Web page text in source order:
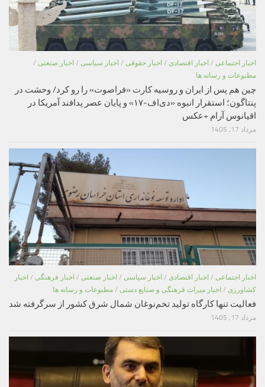
اخبار اجتماعی / اخبار اقتصادی / اخبار حقوقی / اخبار سیاسی / اخبار صنعتی /
مطبوعات و رسانه ها
چین هم پس از ایران و روسیه کارت «فراصوت» را رو کرد/ وحشت در
پنتاگون؛ استقرار انبوه «دی‌اف‑۱۷» و پایان عصر پدافند آمریکا در
اقیانوس آرام +عکس
مرداد 17, 1405
اخبار اجتماعی / اخبار اقتصادی / اخبار سیاسی / اخبار صنعتی / اخبار فرهنگی / اخبار
کشاورزی / اخبار میراث فرهنگی و صنایع دستی / مطبوعات و رسانه ها
فعالیت تنها کارگاه تولید تخم‌نوغان شمال شرق کشور از سرگرفته شد
مرداد 17, 1405